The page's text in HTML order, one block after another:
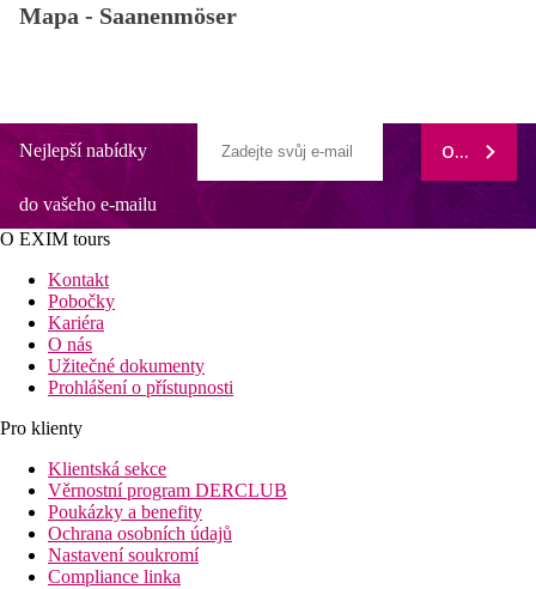
Mapa - Saanenmöser
Nejlepší nabídky
do vašeho e-mailu
ODEBÍRAT
O EXIM tours
Kontakt
Pobočky
Kariéra
O nás
Užitečné dokumenty
Prohlášení o přístupnosti
Pro klienty
Klientská sekce
Věrnostní program DERCLUB
Poukázky a benefity
Ochrana osobních údajů
Nastavení soukromí
Compliance linka